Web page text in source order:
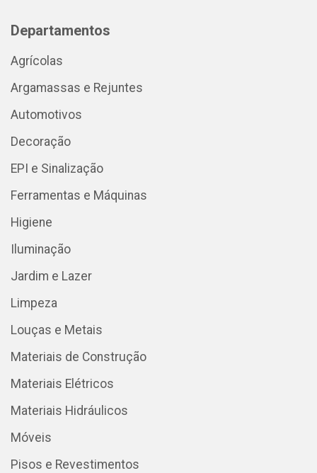
Departamentos
Agrícolas
Argamassas e Rejuntes
Automotivos
Decoração
EPI e Sinalização
Ferramentas e Máquinas
Higiene
Iluminação
Jardim e Lazer
Limpeza
Louças e Metais
Materiais de Construção
Materiais Elétricos
Materiais Hidráulicos
Móveis
Pisos e Revestimentos